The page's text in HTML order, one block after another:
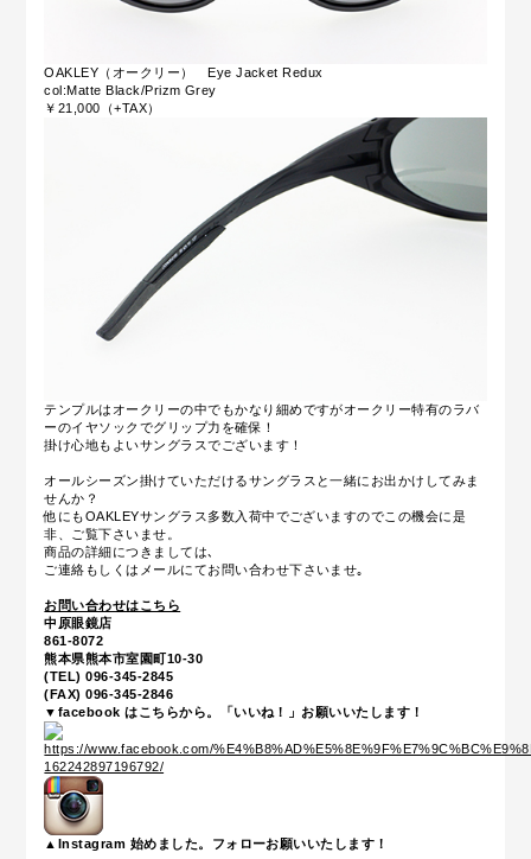
OAKLEY（オークリー） Eye Jacket Redux
col:Matte Black/Prizm Grey
￥21,000（+TAX）
テンプルはオークリーの中でもかなり細めですがオークリー特有のラバ
ーのイヤソックでグリップ力を確保！
掛け心地もよいサングラスでございます！
オールシーズン掛けていただけるサングラスと一緒にお出かけしてみま
せんか？
他にもOAKLEYサングラス多数入荷中でございますのでこの機会に是
非、ご覧下さいませ。
商品の詳細につきましては､
ご連絡もしくはメールにてお問い合わせ下さいませ｡
お問い合わせはこちら
中原眼鏡店
861-8072
熊本県熊本市室園町10-30
(TEL) 096-345-2845
(FAX) 096-345-2846
▼facebook はこちらから。「いいね！」お願いいたします！
▲Instagram 始めました。フォローお願いいたします！